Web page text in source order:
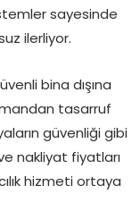
sayesinde
ilerliyor.
bina dışına
tasarruf
güvenliği gibi
nakliyat fiyatları
hizmeti ortaya